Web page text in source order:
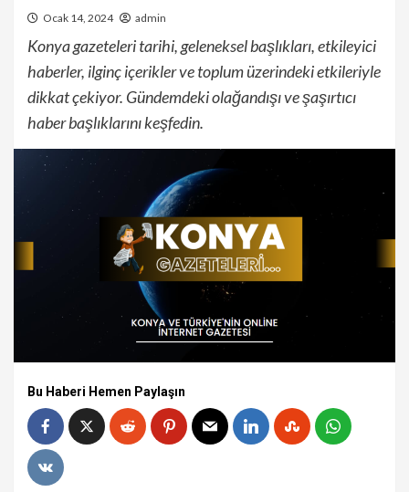
Ocak 14, 2024 admin
Konya gazeteleri tarihi, geleneksel başlıkları, etkileyici
haberler, ilginç içerikler ve toplum üzerindeki etkileriyle
dikkat çekiyor. Gündemdeki olağandışı ve şaşırtıcı
haber başlıklarını keşfedin.
Bu Haberi Hemen Paylaşın